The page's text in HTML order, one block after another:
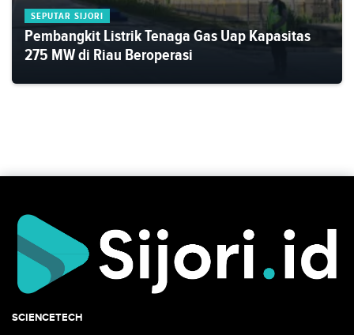
SEPUTAR SIJORI
Pembangkit Listrik Tenaga Gas Uap Kapasitas
275 MW di Riau Beroperasi
SCIENCETECH